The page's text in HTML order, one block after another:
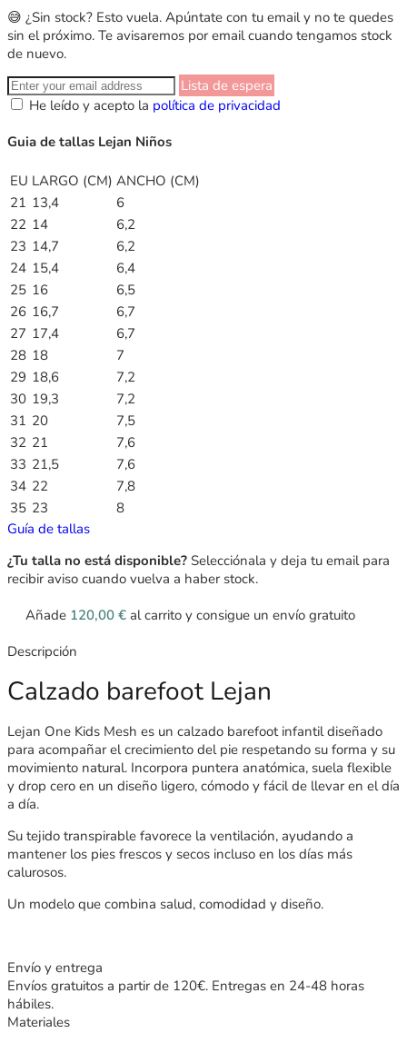
😅 ¿Sin stock? Esto vuela. Apúntate con tu email y no te quedes
sin el próximo. Te avisaremos por email cuando tengamos stock
de nuevo.
Lista de espera
He leído y acepto la política de privacidad
Guia de tallas Lejan Niños
EU LARGO (CM) ANCHO (CM)
21 13,4
6
22 14
6,2
23 14,7
6,2
24 15,4
6,4
25 16
6,5
26 16,7
6,7
27 17,4
6,7
28 18
7
29 18,6
7,2
30 19,3
7,2
31 20
7,5
32 21
7,6
33 21,5
7,6
34 22
7,8
35 23
8
Guía de tallas
¿Tu talla no está disponible? Selecciónala y deja tu email para
recibir aviso cuando vuelva a haber stock.
Añade 120,00 € al carrito y consigue un envío gratuito
Descripción
Calzado barefoot Lejan
Lejan One Kids Mesh es un calzado barefoot infantil diseñado
para acompañar el crecimiento del pie respetando su forma y su
movimiento natural. Incorpora puntera anatómica, suela flexible
y drop cero en un diseño ligero, cómodo y fácil de llevar en el día
a día.
Su tejido transpirable favorece la ventilación, ayudando a
mantener los pies frescos y secos incluso en los días más
calurosos.
Un modelo que combina salud, comodidad y diseño.
Envío y entrega
Envíos gratuitos a partir de 120€. Entregas en 24-48 horas
hábiles.
Materiales